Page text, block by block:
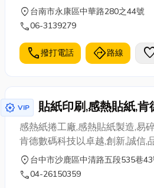
黑板.壓克力公佈欄.軟木公佈欄.
簡報室白板.白板架.黑板架.柚木
示牌.壓克力文件夾.等多項業務
肯定。 大新白板黑板以積極誠
計、批發、訂做：白板、黑板
location_on 台南市永康區中華路280之44號
call06-3139279
call撥打電話 directions路線
award_star VIP
貼紙印刷,感熱貼紙,肯
司
感熱紙捲工廠,感熱貼紙製造,易
肯德數碼科技以卓越,創新,誠信,
提供創新技術與服務,並且計劃性
公司商品皆秉持著台灣製造,無毒
location_on 台中市沙鹿區中清路五段535巷
call04-26150359